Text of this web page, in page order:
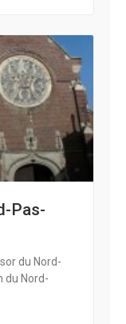
Pas-
du Nord-
du Nord-